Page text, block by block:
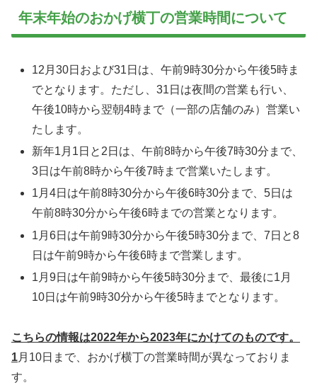
年末年始のおかげ横丁の営業時間について
12月30日および31日は、午前9時30分から午後5時ま
でとなります。ただし、31日は夜間の営業も行い、
午後10時から翌朝4時まで（一部の店舗のみ）営業い
たします。
新年1月1日と2日は、午前8時から午後7時30分まで、
3日は午前8時から午後7時まで営業いたします。
1月4日は午前8時30分から午後6時30分まで、5日は
午前8時30分から午後6時までの営業となります。
1月6日は午前9時30分から午後5時30分まで、7日と8
日は午前9時から午後6時まで営業します。
1月9日は午前9時から午後5時30分まで、最後に1月
10日は午前9時30分から午後5時までとなります。
こちらの情報は2022年から2023年にかけてのものです。
1月10日まで、おかげ横丁の営業時間が異なっておりま
す。